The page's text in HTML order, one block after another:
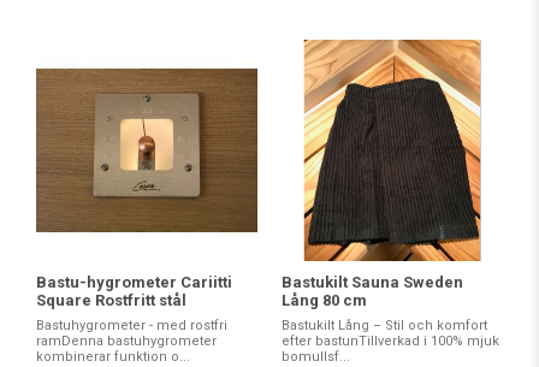
Bastu-hygrometer Cariitti
Square Rostfritt stål
Bastuhygrometer - med rostfri
ramDenna bastuhygrometer
kombinerar funktion o...
Bastukilt Sauna Sweden
Lång 80 cm
Bastukilt Lång – Stil och komfort
efter bastunTillverkad i 100% mjuk
bomullsf...